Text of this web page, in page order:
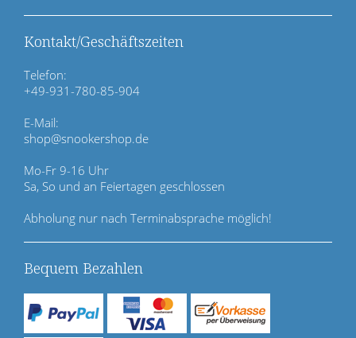
n
ü
b
e
r
s
p
r
i
n
g
e
n
Kontakt/Geschäftszeiten
Telefon:
+49-931-780-85-904
E-Mail:
shop@snookershop.de
Mo-Fr 9-16 Uhr
Sa, So und an Feiertagen geschlossen
Abholung nur nach Terminabsprache möglich!
Bequem Bezahlen